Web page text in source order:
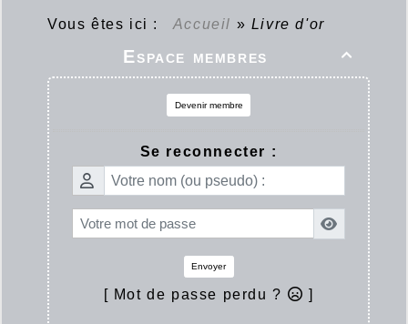
Vous êtes ici : Accueil » Livre d'or

Espace membres
Devenir membre
Se reconnecter :
Envoyer
[ Mot de passe perdu ? ]